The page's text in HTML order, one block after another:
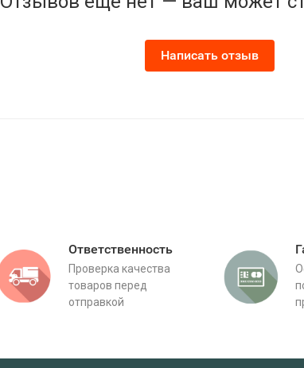
Написать отзыв
Ответственность
Проверка качества
товаров перед
отправкой